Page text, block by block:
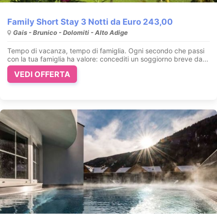
Family Short Stay 3 Notti da Euro 243,00
Gais - Brunico - Dolomiti - Alto Adige
Tempo di vacanza, tempo di famiglia. Ogni secondo che passi
con la tua famiglia ha valore: concediti un soggiorno breve da...
VEDI OFFERTA